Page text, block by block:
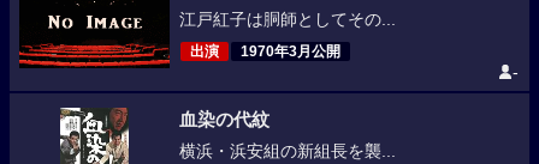
江戸紅子は胴師としてその...
出演 1970年3月公開
-
血染の代紋
横浜・浜安組の新組長を襲...